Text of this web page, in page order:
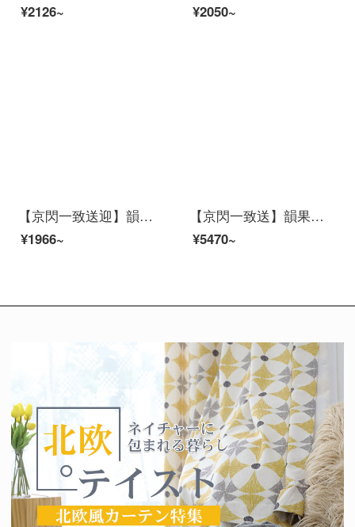
¥2126~
¥2050~
【京閃一致送迎】韻果小米生態xiaovラインライン2 K防犯カミュ家アプリパノラ300万HDワイヤwifi家庭用遠無内保存版
¥1966~
【京閃一致送】韻果小米生態xiaovラインライン2 K防犯カミュ家アプリパノラ300万HDワイヤwifi家庭遠256 Gメモリ
¥5470~